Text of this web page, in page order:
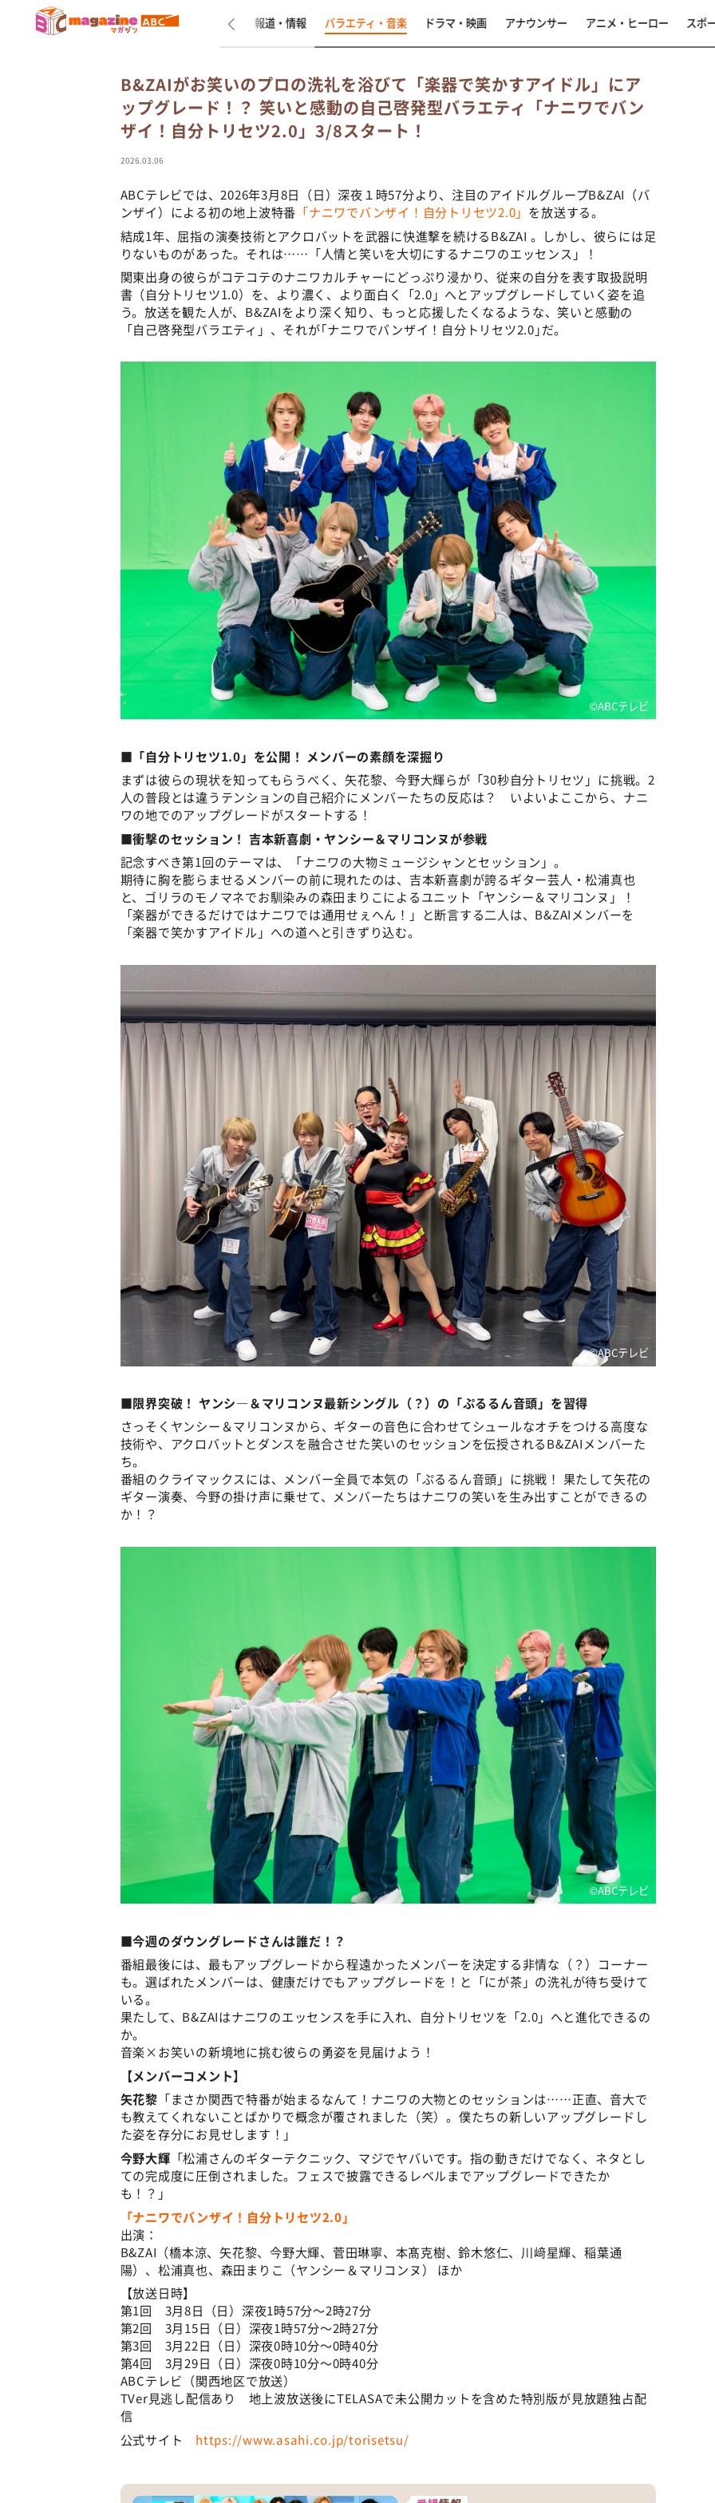
新着 インタビュー 報道・情報 バラエティ・音楽 ドラマ・映画 アナウンサー アニメ・ヒーロー スポ
B&ZAIがお笑いのプロの洗礼を浴びて「楽器で笑かすアイドル」にア
ップグレード！？ 笑いと感動の自己啓発型バラエティ「ナニワでバン
ザイ！自分トリセツ2.0」3/8スタート！
2026.03.06
ABCテレビでは、2026年3月8日（日）深夜１時57分より、注目のアイドルグループB&ZAI（バ
ンザイ）による初の地上波特番 「ナニワでバンザイ！自分トリセツ2.0」 を放送する。
結成1年、屈指の演奏技術とアクロバットを武器に快進撃を続けるB&ZAI 。しかし、彼らには足
りないものがあった。それは……「人情と笑いを大切にするナニワのエッセンス」！
関東出身の彼らがコテコテのナニワカルチャーにどっぷり浸かり、従来の自分を表す取扱説明
書（自分トリセツ1.0）を、より濃く、より面白く「2.0」へとアップグレードしていく姿を追
う。放送を観た人が、B&ZAIをより深く知り、もっと応援したくなるような、笑いと感動の
「自己啓発型バラエティ」、それが｢ナニワでバンザイ！自分トリセツ2.0｣だ。
©ABCテレビ
■「自分トリセツ1.0」を公開！ メンバーの素顔を深掘り
まずは彼らの現状を知ってもらうべく、矢花黎、今野大輝らが「30秒自分トリセツ」に挑戦。2
人の普段とは違うテンションの自己紹介にメンバーたちの反応は？ いよいよここから、ナニ
ワの地でのアップグレードがスタートする！
■衝撃のセッション！ 吉本新喜劇・ヤンシー＆マリコンヌが参戦
記念すべき第1回のテーマは、「ナニワの大物ミュージシャンとセッション」。
期待に胸を膨らませるメンバーの前に現れたのは、吉本新喜劇が誇るギター芸人・松浦真也
と、ゴリラのモノマネでお馴染みの森田まりこによるユニット「ヤンシー＆マリコンヌ」！
「楽器ができるだけではナニワでは通用せぇへん！」と断言する二人は、B&ZAIメンバーを
「楽器で笑かすアイドル」への道へと引きずり込む。
©ABCテレビ
■限界突破！ ヤンシ―＆マリコンヌ最新シングル（？）の「ぷるるん音頭」を習得
さっそくヤンシー＆マリコンヌから、ギターの音色に合わせてシュールなオチをつける高度な
技術や、アクロバットとダンスを融合させた笑いのセッションを伝授されるB&ZAIメンバーた
ち。
番組のクライマックスには、メンバー全員で本気の「ぷるるん音頭」に挑戦！ 果たして矢花の
ギター演奏、今野の掛け声に乗せて、メンバーたちはナニワの笑いを生み出すことができるの
か！？
©ABCテレビ
■今週のダウングレードさんは誰だ！？
番組最後には、最もアップグレードから程遠かったメンバーを決定する非情な（？）コーナー
も。選ばれたメンバーは、健康だけでもアップグレードを！と「にが茶」の洗礼が待ち受けて
いる。
果たして、B&ZAIはナニワのエッセンスを手に入れ、自分トリセツを「2.0」へと進化できるの
か。
音楽×お笑いの新境地に挑む彼らの勇姿を見届けよう！
【メンバーコメント】
矢花黎 「まさか関西で特番が始まるなんて！ナニワの大物とのセッションは……正直、音大で
も教えてくれないことばかりで概念が覆されました（笑）。僕たちの新しいアップグレードし
た姿を存分にお見せします！」
今野大輝 「松浦さんのギターテクニック、マジでヤバいです。指の動きだけでなく、ネタとし
ての完成度に圧倒されました。フェスで披露できるレベルまでアップグレードできたか
も！？」
「ナニワでバンザイ！自分トリセツ2.0」
出演：
B&ZAI（橋本涼、矢花黎、今野大輝、菅田琳寧、本髙克樹、鈴木悠仁、川﨑星輝、稲葉通
陽）、松浦真也、森田まりこ（ヤンシー＆マリコンヌ） ほか
【放送日時】
第1回 3月8日（日）深夜1時57分〜2時27分
第2回 3月15日（日）深夜1時57分〜2時27分
第3回 3月22日（日）深夜0時10分〜0時40分
第4回 3月29日（日）深夜0時10分〜0時40分
ABCテレビ（関西地区で放送）
TVer見逃し配信あり 地上波放送後にTELASAで未公開カットを含めた特別版が見放題独占配
信
公式サイト https://www.asahi.co.jp/torisetsu/